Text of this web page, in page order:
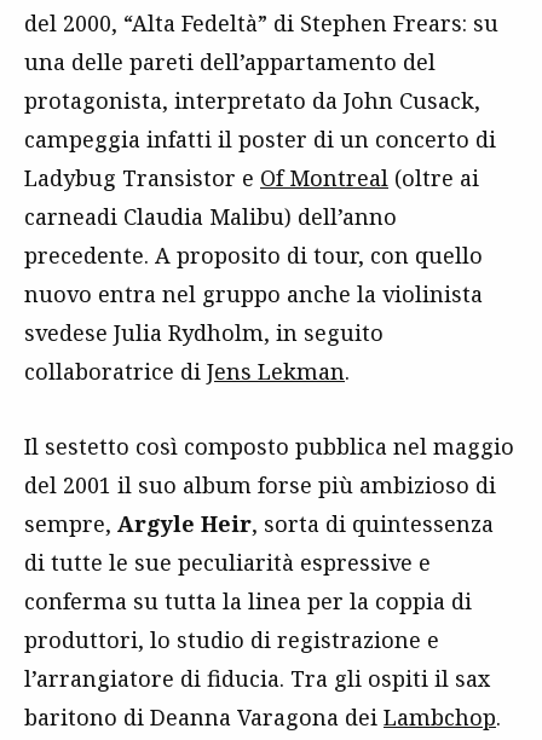
del 2000, “Alta Fedeltà” di Stephen Frears: su
una delle pareti dell’appartamento del
protagonista, interpretato da John Cusack,
campeggia infatti il poster di un concerto di
Ladybug Transistor e Of Montreal (oltre ai
carneadi Claudia Malibu) dell’anno
precedente. A proposito di tour, con quello
nuovo entra nel gruppo anche la violinista
svedese Julia Rydholm, in seguito
collaboratrice di Jens Lekman.
Il sestetto così composto pubblica nel maggio
del 2001 il suo album forse più ambizioso di
sempre, Argyle Heir, sorta di quintessenza
di tutte le sue peculiarità espressive e
conferma su tutta la linea per la coppia di
produttori, lo studio di registrazione e
l’arrangiatore di fiducia. Tra gli ospiti il sax
baritono di Deanna Varagona dei Lambchop.